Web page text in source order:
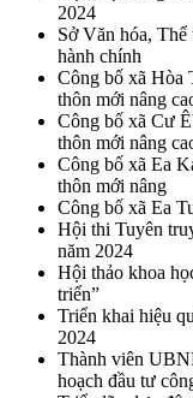
2024
Sở Văn hóa, Thể
hành chính
Công bố xã Hòa
thôn mới nâng
Công bố xã Cư
thôn mới nâng
Công bố xã Ea
thôn mới nâng
Công bố xã Ea
Hội thi Tuyên
năm 2024
Hội thảo khoa
triển”
Triển khai hiệu
2024
Thành viên
hoạch đầu tư